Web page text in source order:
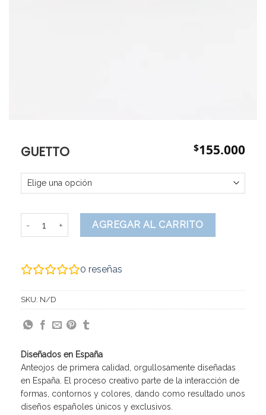
GUETTO $155.000
AGREGAR AL CARRITO
0 reseñas
SKU: N/D
Diseñados en España
Anteojos de primera calidad, orgullosamente diseñadas
en España. El proceso creativo parte de la interacción de
formas, contornos y colores, dando como resultado unos
diseños españoles únicos y exclusivos.